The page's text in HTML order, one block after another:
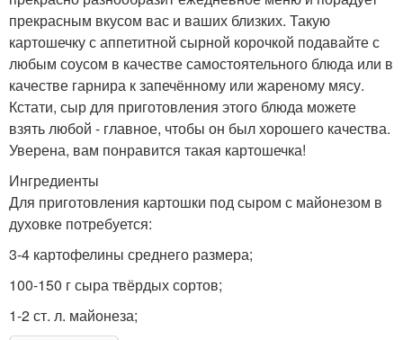
прекрасным вкусом вас и ваших близких. Такую
картошечку с аппетитной сырной корочкой подавайте с
любым соусом в качестве самостоятельного блюда или в
качестве гарнира к запечённому или жареному мясу.
Кстати, сыр для приготовления этого блюда можете
взять любой - главное, чтобы он был хорошего качества.
Уверена, вам понравится такая картошечка!
Ингредиенты
Для приготовления картошки под сыром с майонезом в
духовке потребуется:
3-4 картофелины среднего размера;
100-150 г сыра твёрдых сортов;
1-2 ст. л. майонеза;